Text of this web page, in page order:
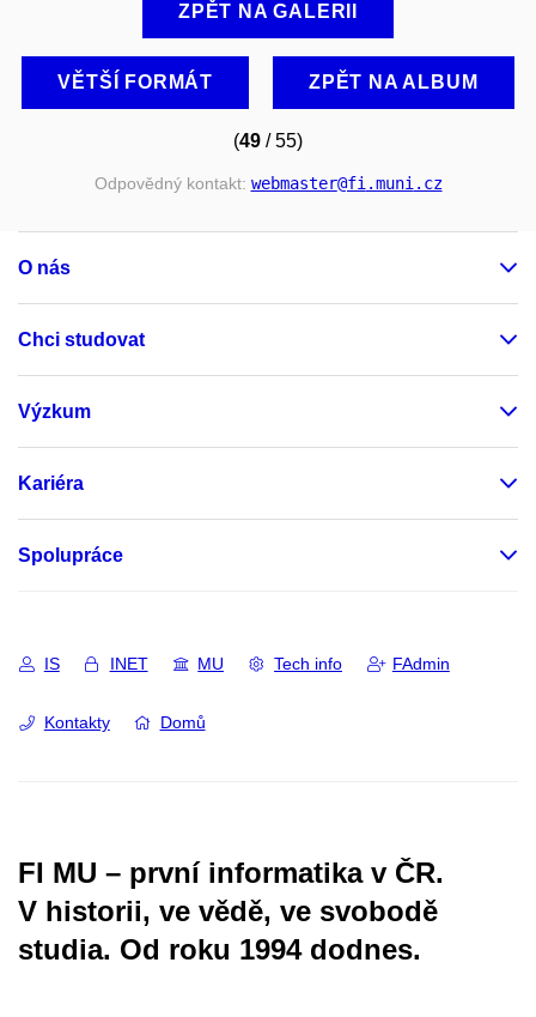
ZPĚT NA GALERII
VĚTŠÍ FORMÁT ZPĚT NA ALBUM
(49 / 55)
Odpovědný kontakt: webmaster@fi.muni.cz
O nás
Chci studovat
Výzkum
Kariéra
Spolupráce
IS INET MU Tech info FAdmin
Kontakty Domů
FI MU – první informatika v ČR.
V historii, ve vědě, ve svobodě
studia. Od roku 1994 dodnes.